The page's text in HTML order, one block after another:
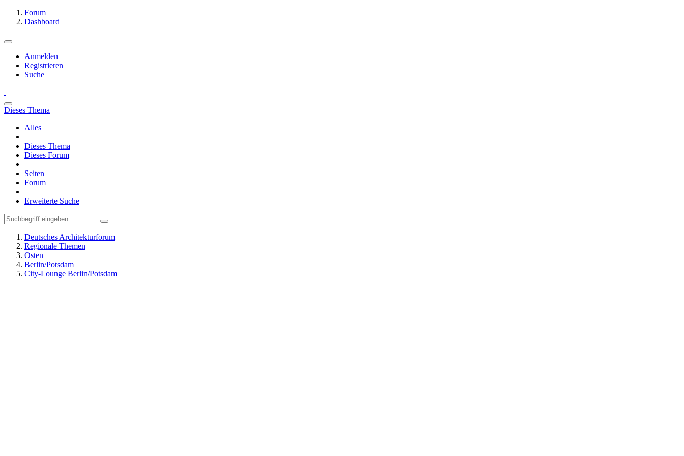
Forum
Dashboard
Anmelden
Registrieren
Suche
Dieses Thema
Alles
Dieses Thema
Dieses Forum
Seiten
Forum
Erweiterte Suche
Deutsches Architekturforum
Regionale Themen
Osten
Berlin/Potsdam
City-Lounge Berlin/Potsdam